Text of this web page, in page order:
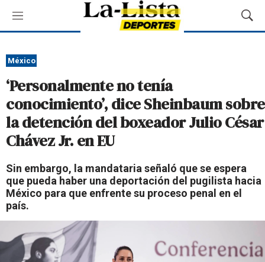
M
e
ú
M
o
B
ú
e
d
México
‘Personalmente no tenía
conocimiento’, dice Sheinbaum sobre
la detención del boxeador Julio César
Chávez Jr. en EU
Sin embargo, la mandataria señaló que se espera
que pueda haber una deportación del pugilista hacia
México para que enfrente su proceso penal en el
país.